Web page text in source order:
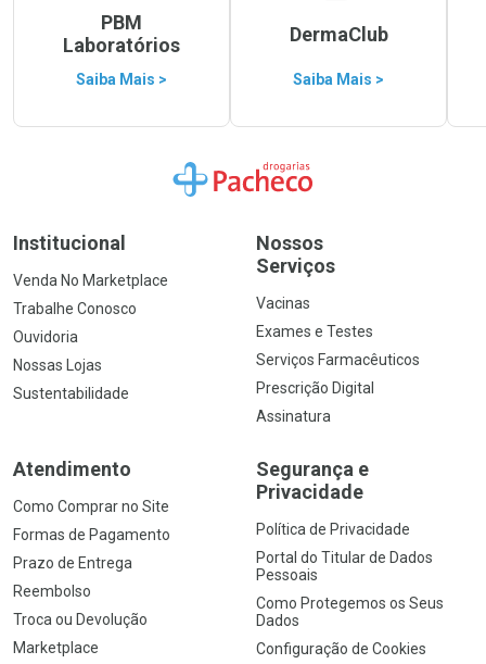
PBM
Laboratórios
Saiba Mais >
DermaClub
Saiba Mais >
Ir para a Home
Institucional
Venda No Marketplace
Trabalhe Conosco
Ouvidoria
Nossas Lojas
Sustentabilidade
Nossos
Serviços
Vacinas
Exames e Testes
Serviços Farmacêuticos
Prescrição Digital
Assinatura
Atendimento
Como Comprar no Site
Formas de Pagamento
Prazo de Entrega
Reembolso
Troca ou Devolução
Marketplace
Segurança e
Privacidade
Política de Privacidade
Portal do Titular de Dados
Pessoais
Como Protegemos os Seus
Dados
Configuração de Cookies